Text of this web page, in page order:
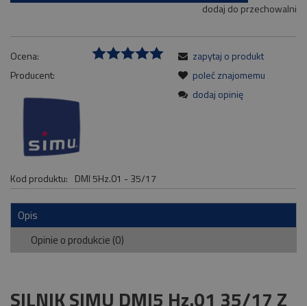
dodaj do przechowalni
Ocena:
Producent:
Kod produktu: DMI 5Hz.01 - 35/17
zapytaj o produkt
poleć znajomemu
dodaj opinię
Opis
Opinie o produkcie (0)
SILNIK SIMU DMI5 Hz.01 35/17 Z